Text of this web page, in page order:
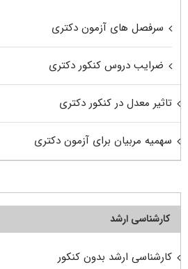
سرفصل های آزمون دکتری
ضرایب دروس کنکور دکتری
تاثیر معدل در کنکور دکتری
سهمیه مربیان برای آزمون دکتری
کارشناسی ارشد
کارشناسی ارشد بدون کنکور